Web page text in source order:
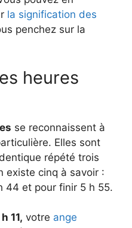
la signification des
penchez sur la
heures
se reconnaissent à
Elles sont
répété trois
existe cinq à savoir :
44 et pour finir 5 h 55.
h 11, votre ange